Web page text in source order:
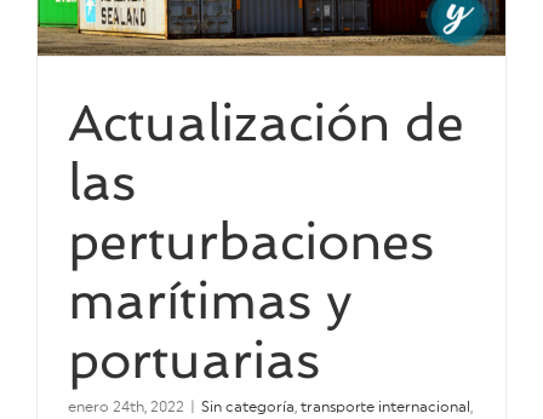
Actualización de
las
perturbaciones
marítimas y
portuarias
enero 24th, 2022 Sin categoría transporte internacional